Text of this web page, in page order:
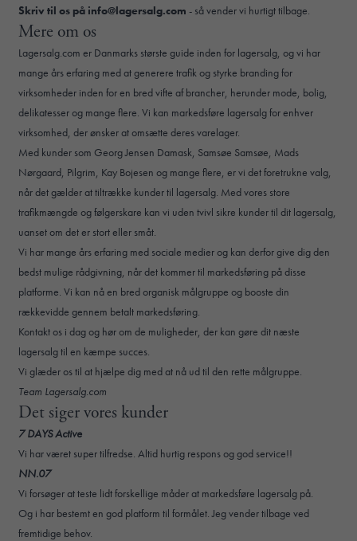
Skriv til os på info@lagersalg.com - så vender vi hurtigt tilbage.
Mere om os
Lagersalg.com er Danmarks største guide inden for lagersalg, og vi har
mange års erfaring med at generere trafik og styrke branding for
virksomheder inden for en bred vifte af brancher, herunder mode, bolig,
delikatesser og mange flere. Vi kan markedsføre lagersalg for enhver
virksomhed, der ønsker at omsætte deres varelager.
Med kunder som Georg Jensen Damask, Samsøe Samsøe, Mads
Nørgaard, Pilgrim, Kay Bojesen og mange flere, er vi det foretrukne valg,
når det gælder at tiltrække kunder til lagersalg. Med vores store
trafikmængde og følgerskare kan vi uden tvivl sikre kunder til dit lagersalg,
uanset om det er stort eller småt.
Vi har mange års erfaring med sociale medier og kan derfor give dig den
bedst mulige rådgivning, når det kommer til markedsføring på disse
platforme. Vi kan nå en bred organisk målgruppe og booste din
rækkevidde gennem betalt markedsføring.
Kontakt os i dag og hør om de muligheder, der kan gøre dit næste
lagersalg til en kæmpe succes.
Vi glæder os til at hjælpe dig med at nå ud til den rette målgruppe.
Team Lagersalg.com
Det siger vores kunder
7 DAYS Active
Vi har været super tilfredse. Altid hurtig respons og god service!!
NN.07
Vi forsøger at teste lidt forskellige måder at markedsføre lagersalg på.
Og i har bestemt en god platform til formålet. Jeg vender tilbage ved
fremtidige behov.